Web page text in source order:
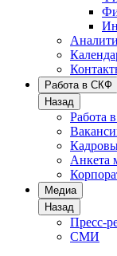
Работа в СКФ
Назад
Работа
Анкета
Медиа
Назад
Пресс-
СМИ